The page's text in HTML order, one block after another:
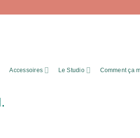
Accessoires Le Studio Comment ça